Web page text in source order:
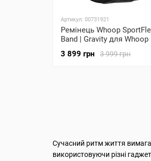
Сучасний ритм життя
використовуючи різні
Артикул: 00731921
Ремінець Whoop
Band | Gravity для Whoop
3 999 грн
3 899 грн